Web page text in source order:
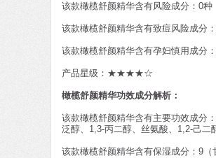
该款橄榄舒颜精华含有风险成分：0种
该款橄榄舒颜精华含有致痘风险成分
该款橄榄舒颜精华含有孕妇慎用成分
产品星级：★★★★☆
橄榄舒颜精华功效成分解析：
该款橄榄舒颜精华含有主要功效成分
泛醇、1,3-丙二醇、丝氨酸、1,2-己二
该款橄榄舒颜精华含有保湿成分：9